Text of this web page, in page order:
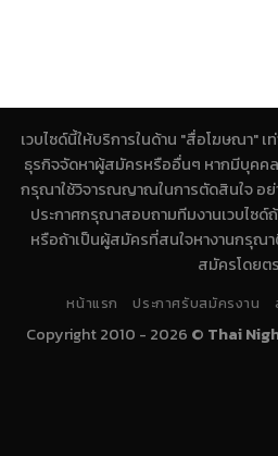
เวบไซด์นี้ให้บริการในด้าน "สื่อโฆษณา" เ
ธุรกิจจัดหาผู้สมัครหรืออื่นๆ หากมีบุคคล
กรุณาใช้วิจารณญาณในการตัดสินใจ อ
ประกาศกรุณาสอบถามทีมงานเวบไซด์
หรือถ้าเป็นผู้สมัครที่สนใจหางานกรุณ
สมัครโดยต
หน้าแรก ประกาศรับสมัครงาน
Copyright 2010 - 2026 © Thai